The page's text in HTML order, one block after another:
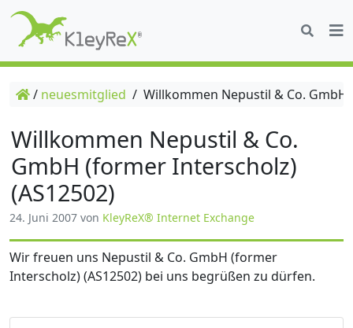
/ neuesmitglied / Willkommen Nepustil & Co.
Willkommen Nepustil & Co.
GmbH (former Interscholz)
(AS12502)
24. Juni 2007 von KleyReX® Internet Exchange
Wir freuen uns Nepustil & Co. GmbH (former
Interscholz) (AS12502) bei uns begrüßen zu dürfen.